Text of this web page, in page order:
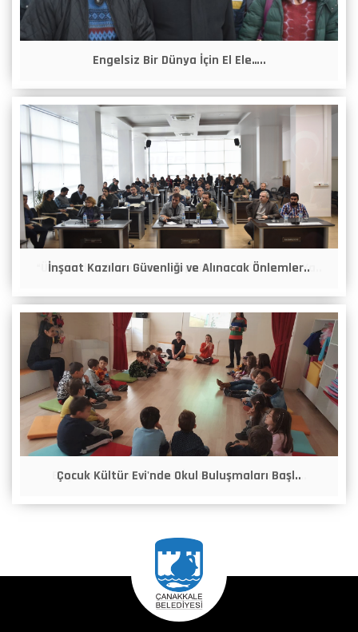
Engelsiz Bir Dünya İçin El Ele…..
İnşaat Kazıları Güvenliği ve Alınacak Önlemler..
Çocuk Kültür Evi'nde Okul Buluşmaları Başl..